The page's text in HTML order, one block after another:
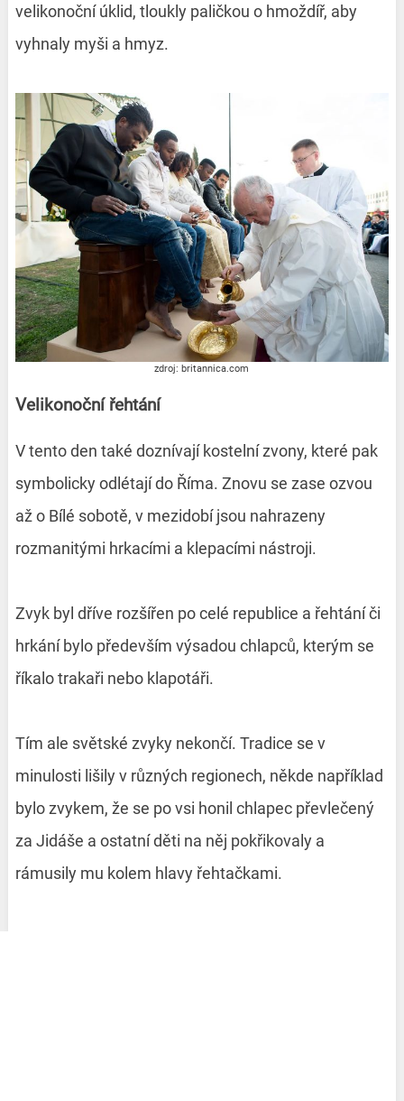
velikonoční úklid, tloukly paličkou o hmoždíř, aby
vyhnaly myši a hmyz.
zdroj: britannica.com
Velikonoční řehtání
V tento den také doznívají kostelní zvony, které pak
symbolicky odlétají do Říma. Znovu se zase ozvou
až o Bílé sobotě, v mezidobí jsou nahrazeny
rozmanitými hrkacími a klepacími nástroji.
Zvyk byl dříve rozšířen po celé republice a řehtání či
hrkání bylo především výsadou chlapců, kterým se
říkalo trakaři nebo klapotáři.
Tím ale světské zvyky nekončí. Tradice se v
minulosti lišily v různých regionech, někde například
bylo zvykem, že se po vsi honil chlapec převlečený
za Jidáše a ostatní děti na něj pokřikovaly a
rámusily mu kolem hlavy řehtačkami.